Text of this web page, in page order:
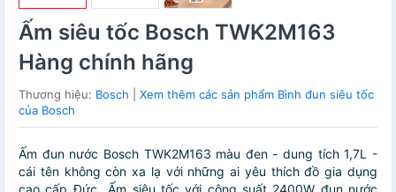
Ấm siêu tốc Bosch TWK2M163
Hàng chính hãng
Thương hiệu: Bosch
Xem thêm các sản phẩm Bình đun siêu tốc
của Bosch
Ấm đun nước Bosch TWK2M163 màu đen - dung tích 1,7L -
cái tên không còn xa lạ với những ai yêu thích đồ gia dụng